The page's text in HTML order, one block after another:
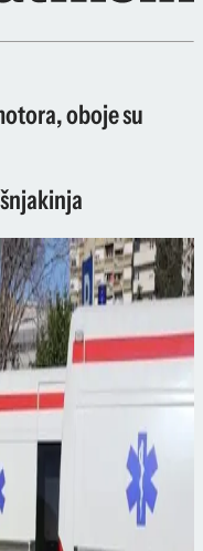
oboje su